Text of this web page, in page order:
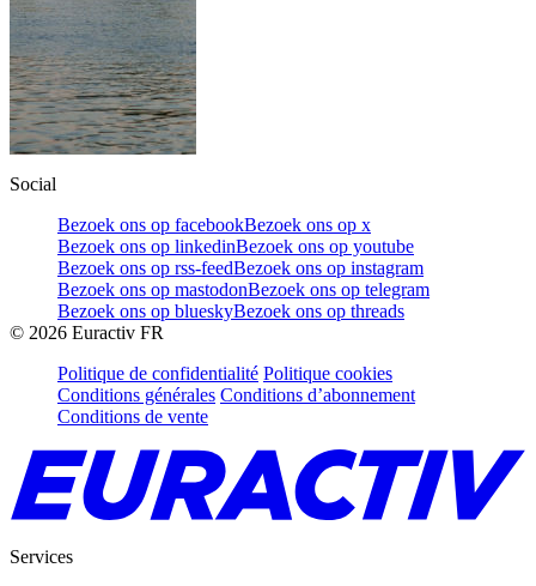
Social
Bezoek ons op facebookBezoek ons op x
Bezoek ons op linkedinBezoek ons op youtube
Bezoek ons op rss-feedBezoek ons op instagram
Bezoek ons op mastodonBezoek ons op telegram
Bezoek ons op blueskyBezoek ons op threads
© 2026 Euractiv FR
Politique de confidentialité Politique cookies
Conditions générales Conditions d’abonnement
Conditions de vente
Services